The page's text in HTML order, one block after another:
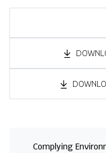
Complying